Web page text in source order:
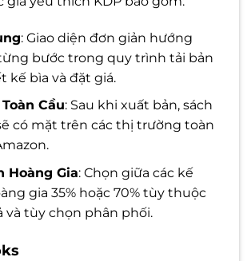
: Giao diện đơn giản hướng
bước trong quy trình tải bản
kế bìa và đặt giá.
Cầu: Sau khi xuất bản, sách
có mặt trên các thị trường toàn
Hoàng Gia: Chọn giữa các kế
gia 35% hoặc 70% tùy thuộc
và tùy chọn phân phối.